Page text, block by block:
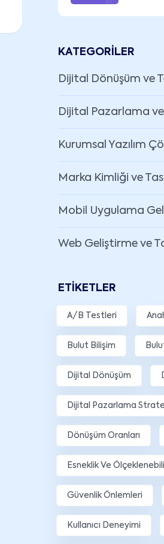
KATEGORILER
Dijital Dönüşüm ve
Dijital Pazarlama
Kurumsal Yazılım
Marka Kimliği ve
Mobil Uygulama
Web Geliştirme ve
ETIKETLER
A/B Testleri
Bulut Bilişim
Dijital Dönüşüm
Dijital Pazarlama
Dönüşüm Oranları
Esneklik Ve
Güvenlik Önlemleri
Kullanıcı Deneyimi